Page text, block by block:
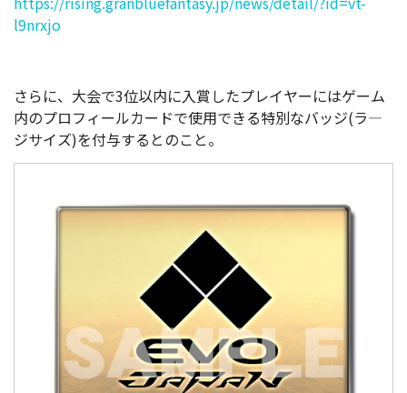
l9nrxjo
さらに、大会で3位以内に入賞したプレイヤーにはゲーム
内のプロフィールカードで使用できる特別なバッジ(ラ―
ジサイズ)を付与するとのこと。